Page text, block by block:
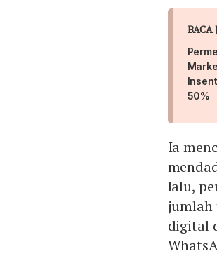
BACA
50%
Ia
lalu,
jumlah
digital